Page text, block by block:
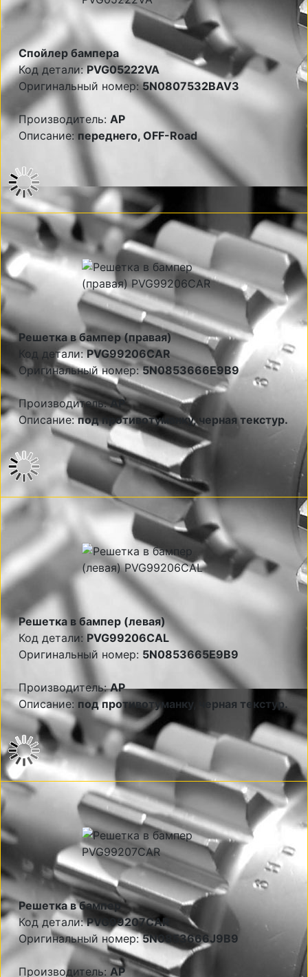
Спойлер бампера
Код детали:PVG05222VA
Оригинальный номер:5N0807532BAV3
Производитель: AP
Описание: переднего, OFF-Road
Решетка в бампер (правая)
Код детали:PVG99206CAR
Оригинальный номер:5N0853666E9B9
Производитель: AP
Описание:под противотуманку, черная текстур.
Решетка в бампер (левая)
Код детали: PVG99206CAL
Оригинальный номер: 5N0853665E9B9
Производитель:AP
Описание: под противотуманку, черная текстур.
Решетка в бампер
Код детали:PVG99207CAR
Оригинальный номер:5N0853666J9B9
Производитель: AP